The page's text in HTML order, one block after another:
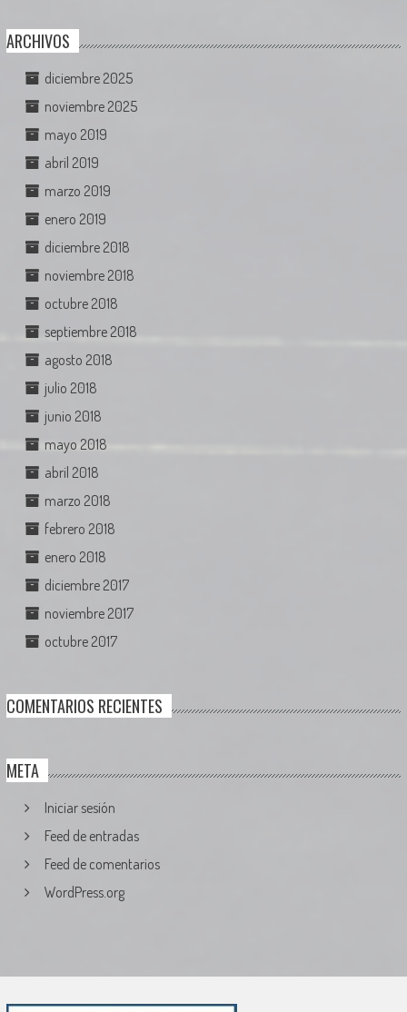
ARCHIVOS
diciembre 2025
noviembre 2025
mayo 2019
abril 2019
marzo 2019
enero 2019
diciembre 2018
noviembre 2018
octubre 2018
septiembre 2018
agosto 2018
julio 2018
junio 2018
mayo 2018
abril 2018
marzo 2018
febrero 2018
enero 2018
diciembre 2017
noviembre 2017
octubre 2017
COMENTARIOS RECIENTES
META
Iniciar sesión
Feed de entradas
Feed de comentarios
WordPress.org